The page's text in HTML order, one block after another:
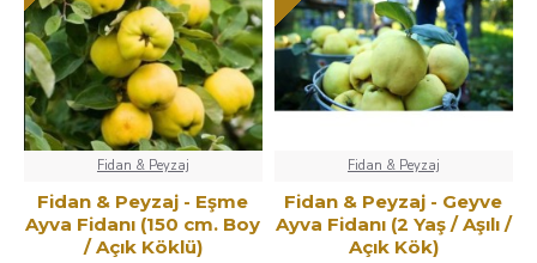
Fidan & Peyzaj
Fidan & Peyzaj - Eşme
Ayva Fidanı (150 cm. Boy
/ Açık Köklü)
Fidan & Peyzaj
Fidan & Peyzaj - Geyve
Ayva Fidanı (2 Yaş / Aşılı /
Açık Kök)